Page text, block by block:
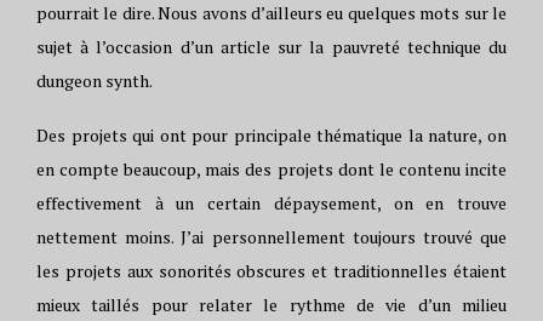
pourrait le dire. Nous avons d’ailleurs eu quelques mots sur le
sujet à l’occasion d’un article sur la pauvreté technique du
dungeon synth.
Des projets qui ont pour principale thématique la nature, on
en compte beaucoup, mais des projets dont le contenu incite
effectivement à un certain dépaysement, on en trouve
nettement moins. J’ai personnellement toujours trouvé que
les projets aux sonorités obscures et traditionnelles étaient
mieux taillés pour relater le rythme de vie d’un milieu